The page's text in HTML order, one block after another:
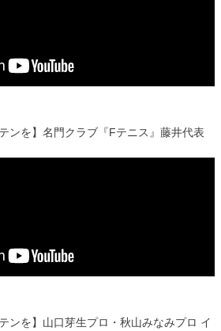
ンを】名門クラブ『Fテニス』藤井代表
ンを】山口芽生プロ・秋山みなみプロ イ